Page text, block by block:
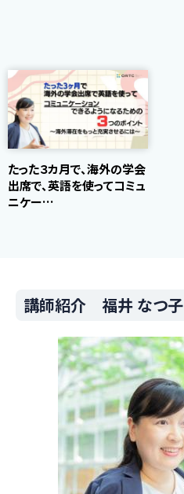
たった３カ月で、海外の学会
出席で、英語を使ってコミュ
ニケー…
講師紹介 福井 なつ子